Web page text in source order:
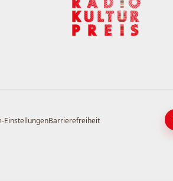
EinstellungenBarrierefreiheit